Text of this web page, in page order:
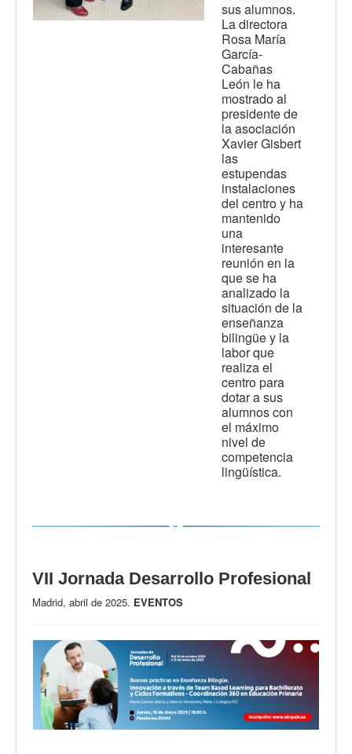
sus alumnos.
La directora
Rosa María
García-
Cabañas
León le ha
mostrado al
presidente de
la asociación
Xavier Gisbert
las
estupendas
instalaciones
del centro y ha
mantenido
una
interesante
reunión en la
que se ha
analizado la
situación de la
enseñanza
bilingüe y la
labor que
realiza el
centro para
dotar a sus
alumnos con
el máximo
nivel de
competencia
lingüística.
VII Jornada Desarrollo Profesional
Madrid, abril de 2025. EVENTOS